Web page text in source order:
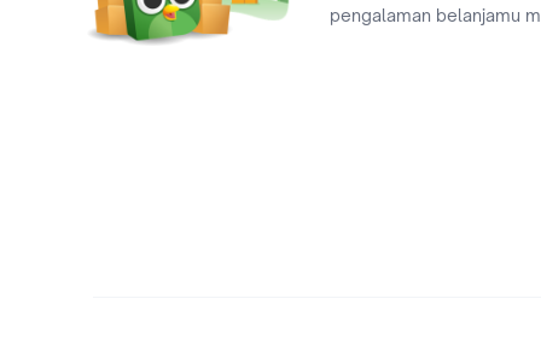
pengalaman belanjamu